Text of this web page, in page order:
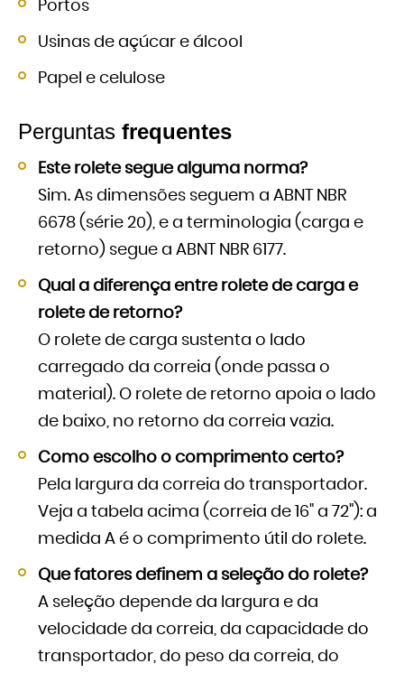
Portos
Usinas de açúcar e álcool
Papel e celulose
Perguntas frequentes
Este rolete segue alguma norma?
Sim. As dimensões seguem a ABNT NBR
6678 (série 20), e a terminologia (carga e
retorno) segue a ABNT NBR 6177.
Qual a diferença entre rolete de carga e
rolete de retorno?
O rolete de carga sustenta o lado
carregado da correia (onde passa o
material). O rolete de retorno apoia o lado
de baixo, no retorno da correia vazia.
Como escolho o comprimento certo?
Pela largura da correia do transportador.
Veja a tabela acima (correia de 16" a 72"): a
medida A é o comprimento útil do rolete.
Que fatores definem a seleção do rolete?
A seleção depende da largura e da
velocidade da correia, da capacidade do
transportador, do peso da correia, do